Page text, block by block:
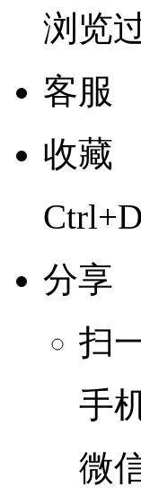
浏览
客服
收藏
分享
扫
手
微